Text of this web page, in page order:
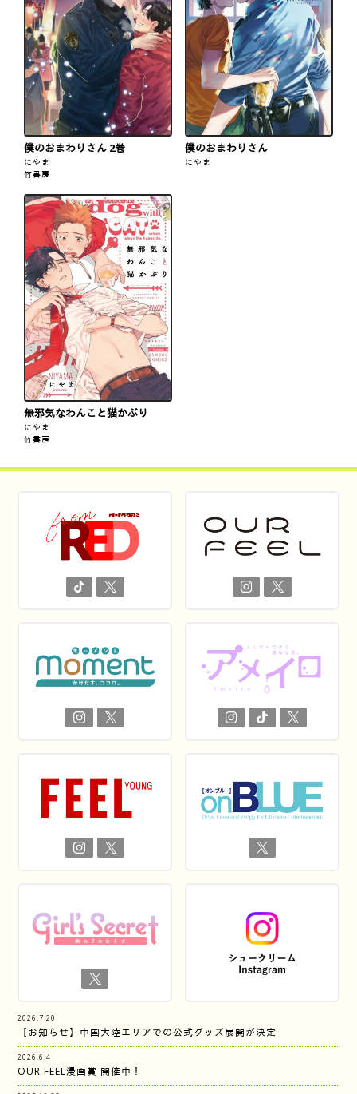
僕のおまわりさん 2巻
にやま
竹書房
僕のおまわりさん
にやま
無邪気なわんこと猫かぶり
にやま
竹書房
2026.7.20
【お知らせ】中国大陸エリアでの公式グッズ展開が決定
2026.6.4
OUR FEEL漫画賞 開催中！